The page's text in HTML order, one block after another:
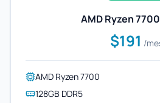
AMD Ryzen
$191 /
AMD Ryzen 7700
128GB DDR5